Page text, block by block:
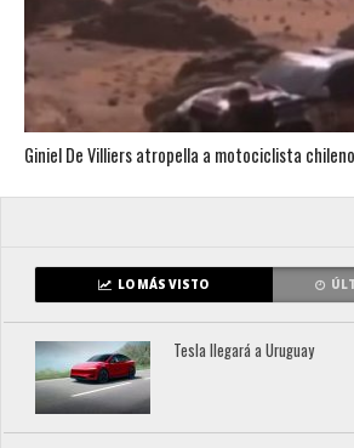
Giniel De Villiers atropella a motociclista chileno
LO MÁS VISTO
Tesla llegará a Uruguay